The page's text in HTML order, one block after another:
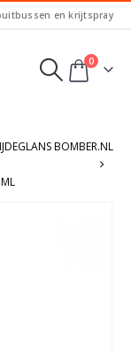
en krijtspray
0
BOMBER.NL